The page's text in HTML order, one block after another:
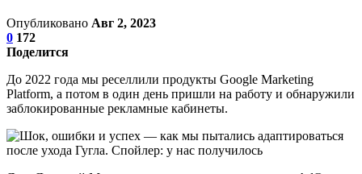
Опубликовано Авг 2, 2023
0 172
Поделится
До 2022 года мы реселлили продукты Google Marketing
Platform, а потом в один день пришли на работу и обнаружили
заблокированные рекламные кабинеты.